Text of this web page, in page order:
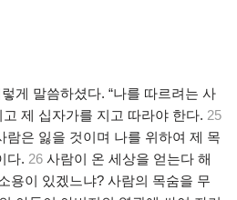
게 말씀하셨다. “나를 따르려는 사
제 십자가를 지고 따라야 한다. 25
람은 잃을 것이며 나를 위하여 제 목
다. 26 사람이 온 세상을 얻는다 해
용이 있겠느냐? 사람의 목숨을 무